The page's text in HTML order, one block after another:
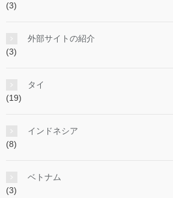
(3)
外部サイトの紹介
(3)
タイ
(19)
インドネシア
(8)
ベトナム
(3)